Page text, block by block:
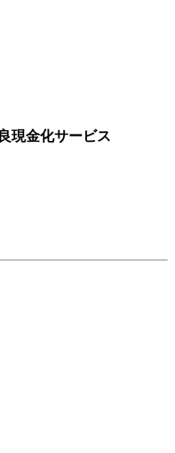
現金化サービス